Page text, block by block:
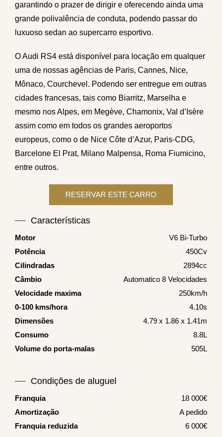
garantindo o prazer de dirigir e oferecendo ainda uma
grande polivalência de conduta, podendo passar do
luxuoso sedan ao supercarro esportivo.
O Audi RS4 está disponível para locação em qualquer
uma de nossas agências de Paris, Cannes, Nice,
Mônaco, Courchevel. Podendo ser entregue em outras
cidades francesas, tais como Biarritz, Marselha e
mesmo nos Alpes, em Megève, Chamonix, Val d’Isère
assim como em todos os grandes aeroportos
europeus, como o de Nice Côte d’Azur, Paris-CDG,
Barcelone El Prat, Milano Malpensa, Roma Fiumicino,
entre outros.
Características
Motor
V6 Bi-Turbo
Potência
450Cv
Cilindradas
2894cc
Câmbio
Automatico 8 Velocidades
Velocidade maxima
250km/h
0-100 kms/hora
4.10s
Dimensões
4.79 x 1.86 x 1.41m
Consumo
8.8L
Volume do porta-malas
505L
Condições de aluguel
Franquia
18 000€
Amortização
A pedido
Franquia reduzida
6 000€